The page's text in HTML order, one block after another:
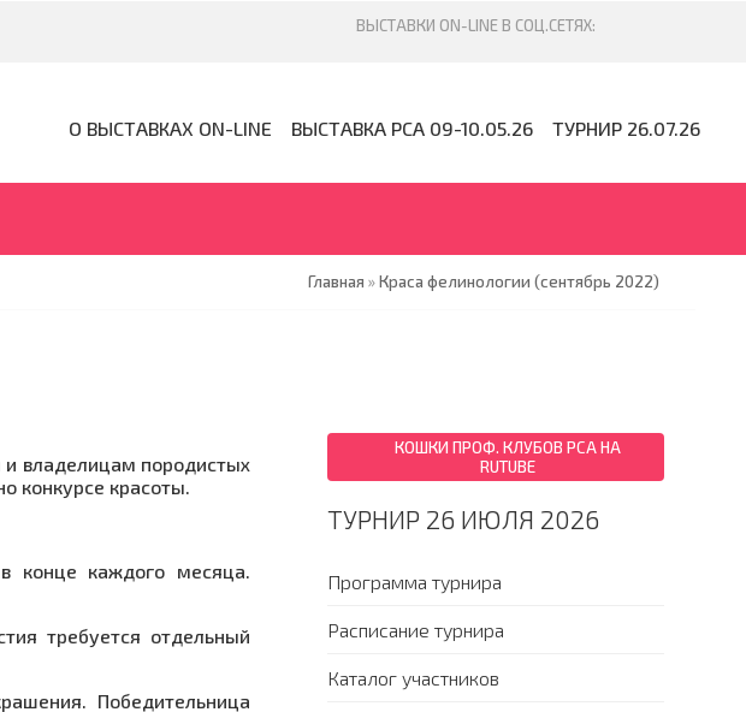
О ВЫСТАВКАХ ON-LINE ВЫСТАВКА PCA 09-10.05.26 ТУРНИР 26.07.26
Главная »Краса фелинологии (сентябрь 2022)
и владелицам породистых
конкурсе красоты.
конце каждого месяца.
требуется отдельный
Победительница
КОШКИ ПРОФ. КЛУБОВ PCA НА
RUTUBE
ТУРНИР 26 ИЮЛЯ 2026
Программа турнира
Расписание турнира
Каталог участников